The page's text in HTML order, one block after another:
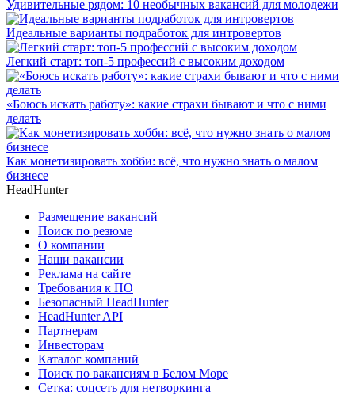
Удивительные рядом: 10 необычных вакансий для молодежи
Идеальные варианты подработок для интровертов
Легкий старт: топ-5 профессий с высоким доходом
«Боюсь искать работу»: какие страхи бывают и что с ними
делать
Как монетизировать хобби: всё, что нужно знать о малом
бизнесе
HeadHunter
Размещение вакансий
Поиск по резюме
О компании
Наши вакансии
Реклама на сайте
Требования к ПО
Безопасный HeadHunter
HeadHunter API
Партнерам
Инвесторам
Каталог компаний
Поиск по вакансиям в Белом Море
Сетка: соцсеть для нетворкинга